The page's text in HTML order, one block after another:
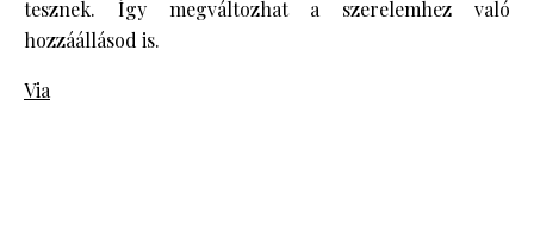
tesznek. Így megváltozhat a szerelemhez való
hozzáállásod is.
Via